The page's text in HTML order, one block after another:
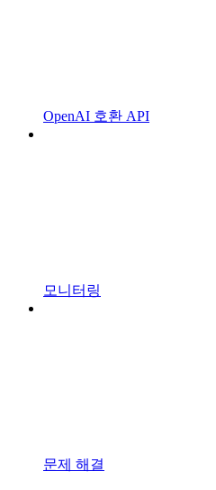
OpenAI 호환 API
모니터링
문제 해결